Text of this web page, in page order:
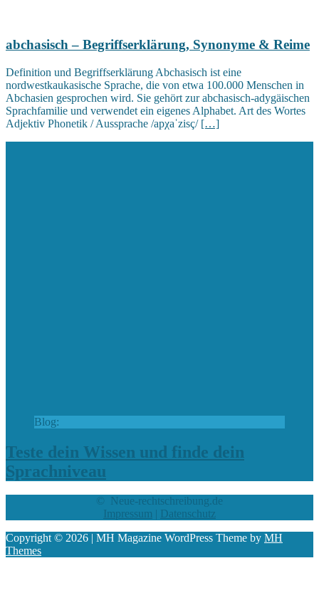
abchasisch – Begriffserklärung, Synonyme & Reime
Definition und Begriffserklärung Abchasisch ist eine
nordwestkaukasische Sprache, die von etwa 100.000 Menschen in
Abchasien gesprochen wird. Sie gehört zur abchasisch-adygäischen
Sprachfamilie und verwendet ein eigenes Alphabet. Art des Wortes
Adjektiv Phonetik / Aussprache /apχaˈzisç/ […]
Blog:
Teste dein Wissen und finde dein
Sprachniveau
© Neue-rechtschreibung.de
Impressum | Datenschutz
Copyright © 2026 | MH Magazine WordPress Theme by MH
Themes